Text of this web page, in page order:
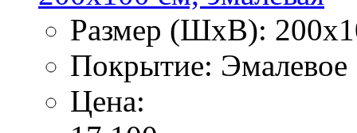
Размер (ШхВ):
Покрытие: Эмалевое
Цена: